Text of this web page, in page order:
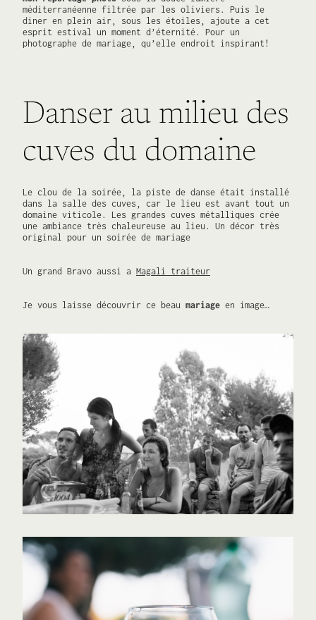
méditerranéenne filtrée par les oliviers. Puis le
diner en plein air, sous les étoiles, ajoute a cet
esprit estival un moment d’éternité. Pour un
photographe de mariage, qu’elle endroit inspirant!
Danser au milieu des
cuves du domaine
Le clou de la soirée, la piste de danse était installé
dans la salle des cuves, car le lieu est avant tout un
domaine viticole. Les grandes cuves métalliques crée
une ambiance très chaleureuse au lieu. Un décor très
original pour un soirée de mariage
Un grand Bravo aussi a Magali traiteur
Je vous laisse découvrir ce beau mariage en image…